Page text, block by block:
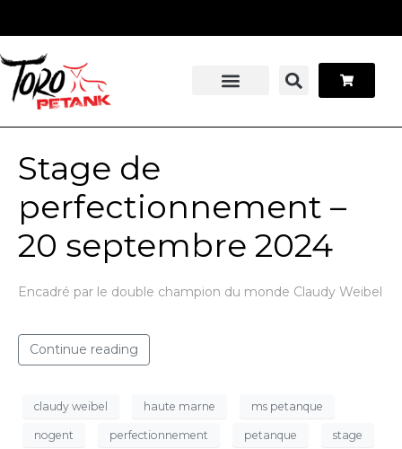
Stage de
perfectionnement –
20 septembre 2024
Encadré par le double champion du monde Claudy Weibel
Continue reading
claudy weibel haute marne ms petanque
nogent perfectionnement petanque stage